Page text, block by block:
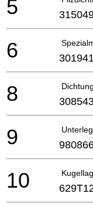
5
6 301941
8
9
10